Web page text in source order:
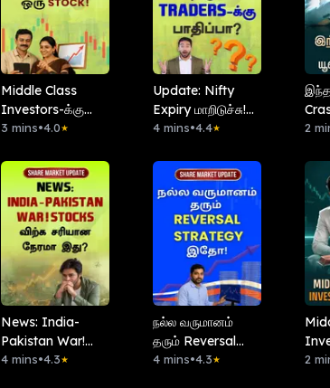
Middle Class
Investors-க்கு
Perfect-ஆன ஒரு
3 mins•4.0★
Update: Nifty
Expiry மாறிடுச்சு!
Traders-க்கு
4 mins•4.4★ 2
News: India-
Pakistan War!
Stocks விற்க
4 mins•4.3★
நல்ல வருமானம்
தரும் Reversal
Strategy இதோ!
4 mins•4.3★ 2